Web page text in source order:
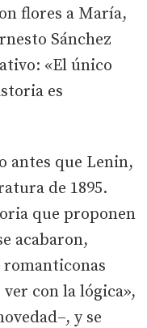
flores a María,
Sánchez
«El único
es
antes que Lenin,
de 1895.
que proponen
acabaron,
romanticonas
con la lógica»,
y se